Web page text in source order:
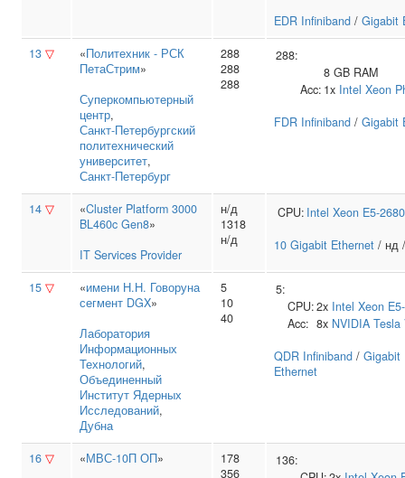
EDR Infiniband / Gigabit
13 ▽ «Политехник - РСК
ПетаСтрим»
Суперкомпьютерный
центр,
Санкт‑Петербургский
политехнический
университет,
Санкт-Петербург
288
288
288
288:
8 GB RAM
Acc: 1x Intel Xeon
FDR Infiniband / Gigabit
14 ▽ «Cluster Platform 3000
BL460c Gen8»
IT Services Provider
н/д
1318
н/д
CPU: Intel Xeon E5-
10 Gigabit Ethernet / нд
15 ▽ «имени Н.Н. Говоруна
сегмент DGX»
Лаборатория
Информационных
Технологий,
Объединенный
Институт Ядерных
Исследований,
Дубна
5
10
40
5:
CPU:2x Intel Xeon
Acc: 8x NVIDIA Tesla
QDR Infiniband / Gigabit
Ethernet
16 ▽ «МВС-10П ОП»
178
356
136: